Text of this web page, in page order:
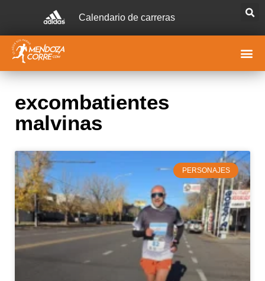
Calendario de carreras
excombatientes
malvinas
PERSONAJES